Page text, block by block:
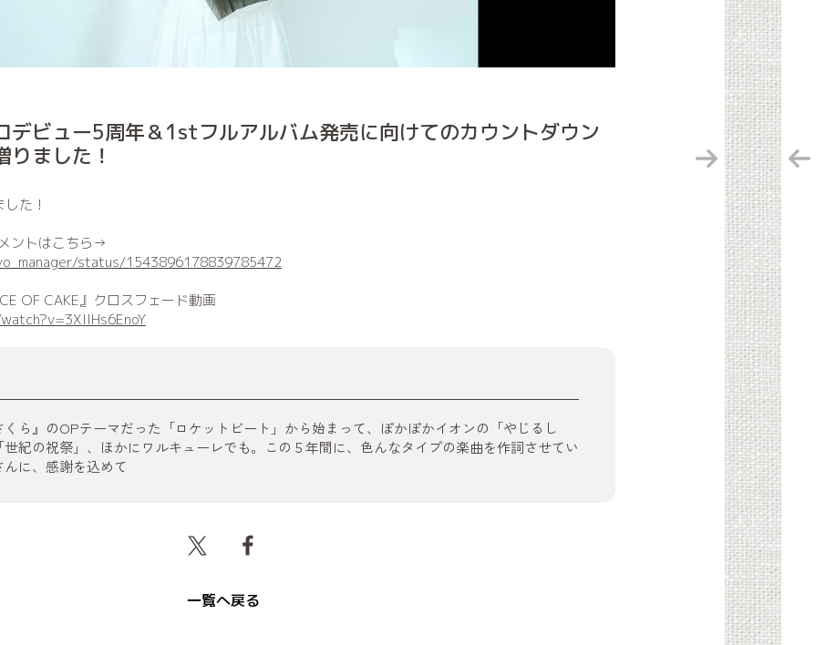
デビュー5周年＆1stフルアルバム発売に向けてのカウントダウン
ました！
た！
ントはこちら→
status/1543896178839785472
OF CAKE』クロスフェード動画
くら』のOPテーマだった「ロケットビート」から始まって、ぽかぽかイオンの「やじるし
紀の祝祭」、ほかにワルキューレでも。この５年間に、色んなタイプの楽曲を作詞させてい
に、感謝を込めて
一覧へ戻る